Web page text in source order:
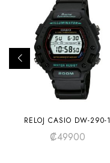
RELOJ CASIO DW-290-1
₡49900